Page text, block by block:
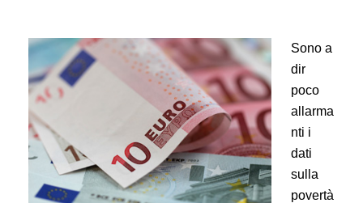
Sono a
dir
poco
allarma
nti i
dati
sulla
povertà